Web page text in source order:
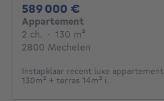
589 000 €
Appartement
2 ch. 2 chambres
· 130 m²
2800 Mechelen
Instapklaar recent luxe appartement
130m² + terras 14m² i.